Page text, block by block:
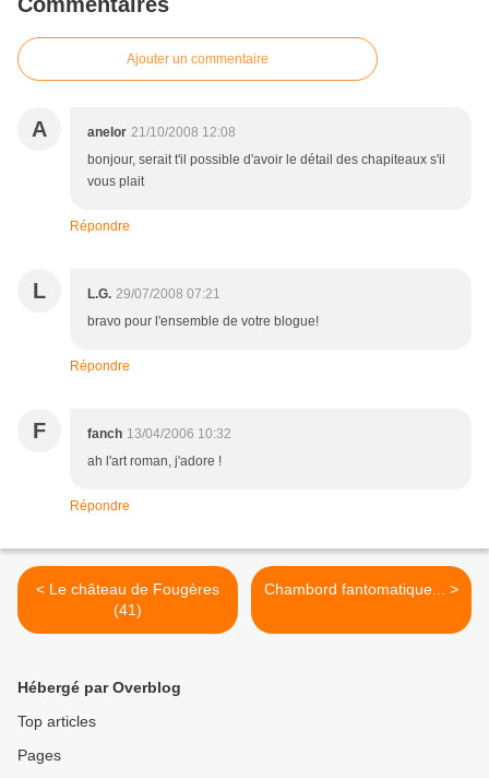
Ajouter un commentaire
A anelor 21/10/2008 12:08
bonjour, serait t'il possible d'avoir le détail des chapiteaux s'il
vous plait
Répondre
L L.G. 29/07/2008 07:21
bravo pour l'ensemble de votre blogue!
Répondre
F fanch 13/04/2006 10:32
ah l'art roman, j'adore !
Répondre
< Le château de Fougères
(41)
Chambord fantomatique... >
Hébergé par Overblog
Top articles
Pages